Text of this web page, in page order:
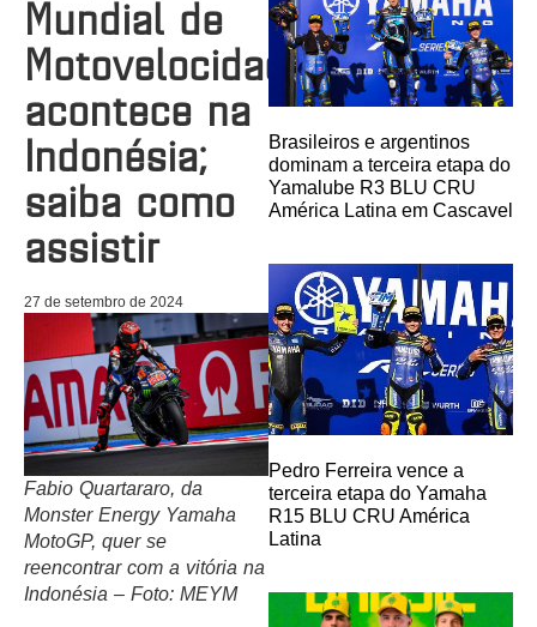
Mundial de
Motovelocidade
acontece na
Indonésia;
saiba como
assistir
27 de setembro de 2024
Fabio Quartararo, da
Monster Energy Yamaha
MotoGP, quer se
reencontrar com a vitória na
Indonésia – Foto: MEYM
Brasileiros e argentinos
dominam a terceira etapa do
Yamalube R3 BLU CRU
América Latina em Cascavel
Pedro Ferreira vence a
terceira etapa do Yamaha
R15 BLU CRU América
Latina